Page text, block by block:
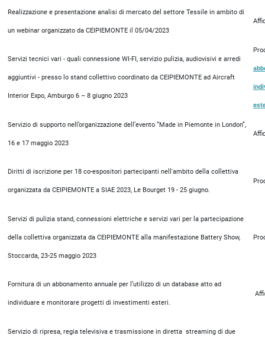
Realizzazione e presentazione analisi di mercato del settore Tessile in ambito di
un webinar organizzato da CEIPIEMONTE il 05/04/2023
Servizi tecnici vari - quali connessione WI-FI, servizio pulizia, audiovisivi e arredi
aggiuntivi - presso lo stand collettivo coordinato da CEIPIEMONTE ad Aircraft
Interior Expo, Amburgo 6 – 8 giugno 2023
Servizio di supporto nell’organizzazione dell’evento “Made in Piemonte in London”,
16 e 17 maggio 2023
Diritti di iscrizione per 18 co-espositori partecipanti nell'ambito della collettiva
organizzata da CEIPIEMONTE a SIAE 2023, Le Bourget 19 - 25 giugno.
Servizi di pulizia stand, connessioni elettriche e servizi vari per la partecipazione
della collettiva organizzata da CEIPIEMONTE alla manifestazione Battery Show,
Stoccarda, 23-25 maggio 2023
Fornitura di un abbonamento annuale per l’utilizzo di un database atto ad
individuare e monitorare progetti di investimenti esteri.
Servizio di ripresa, regia televisiva e trasmissione in diretta streaming di due